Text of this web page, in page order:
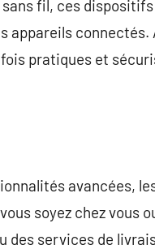
fil, ces
appareils
pratiques et
avancées,
soyez chez vous
des services de